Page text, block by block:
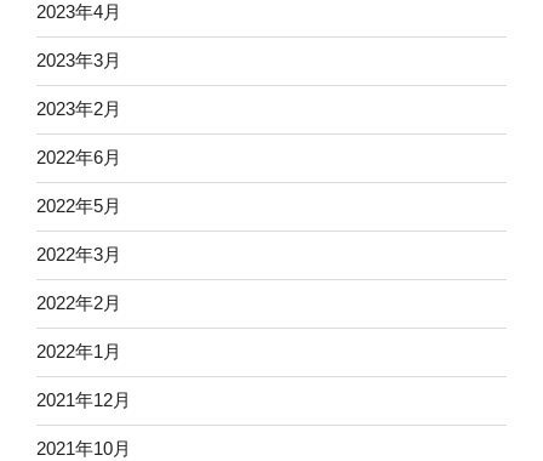
2023年4月
2023年3月
2023年2月
2022年6月
2022年5月
2022年3月
2022年2月
2022年1月
2021年12月
2021年10月